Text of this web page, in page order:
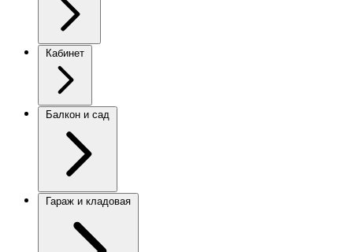
Кабинет
Балкон и сад
Гараж и кладовая